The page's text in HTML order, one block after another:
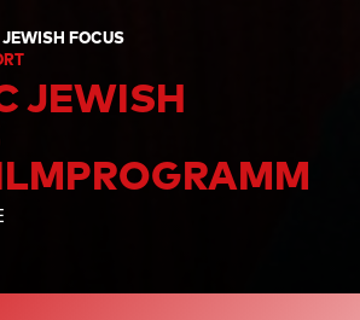
FOCUS
JEWISH